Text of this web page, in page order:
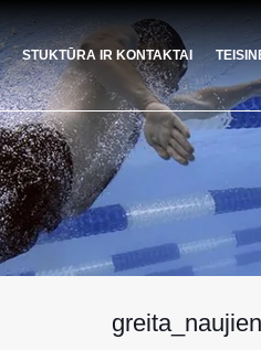
STUKTŪRA IR KONTAKTAI